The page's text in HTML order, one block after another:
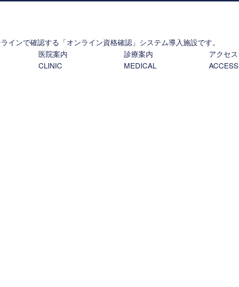
ンで確認する「オンライン資格確認」システム導入施設です。
医院案内
CLINIC
診療案内
MEDICAL
アクセス
ACCESS